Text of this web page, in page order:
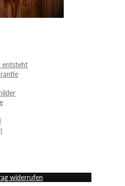
entsteht
widerrufen